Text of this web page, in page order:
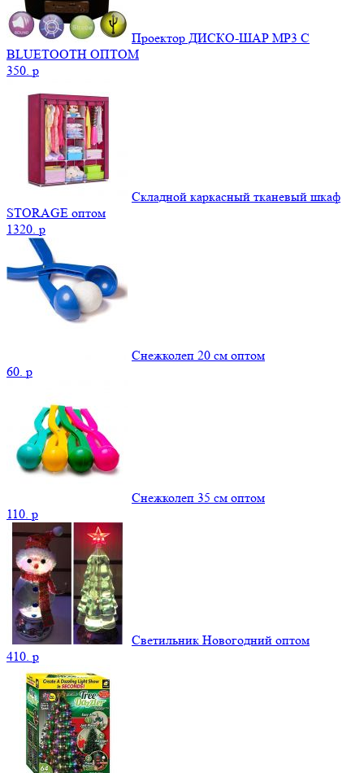
Проектор ДИСКО-ШАР MP3 С
BLUETOOTH ОПТОМ
350. p
Складной каркасный тканевый шкаф
STORAGE оптом
1320. p
Снежколеп 20 см оптом
60. p
Снежколеп 35 см оптом
110. p
Светильник Новогодний оптом
410. p